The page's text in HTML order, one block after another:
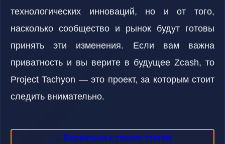
технологических инноваций, но и от того,
насколько сообщество и рынок будут готовы
принять эти изменения. Если вам важна
приватность и вы верите в будущее Zcash, то
Project Tachyon — это проект, за которым стоит
следить внимательно.
← Вернуться к списку статей